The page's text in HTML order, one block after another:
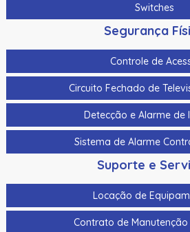
Switches
Segurança
Controle de
Circuito Fechado de
Detecção e Alarme de
Sistema de Alarme
Suporte e
Locação de
Contrato de